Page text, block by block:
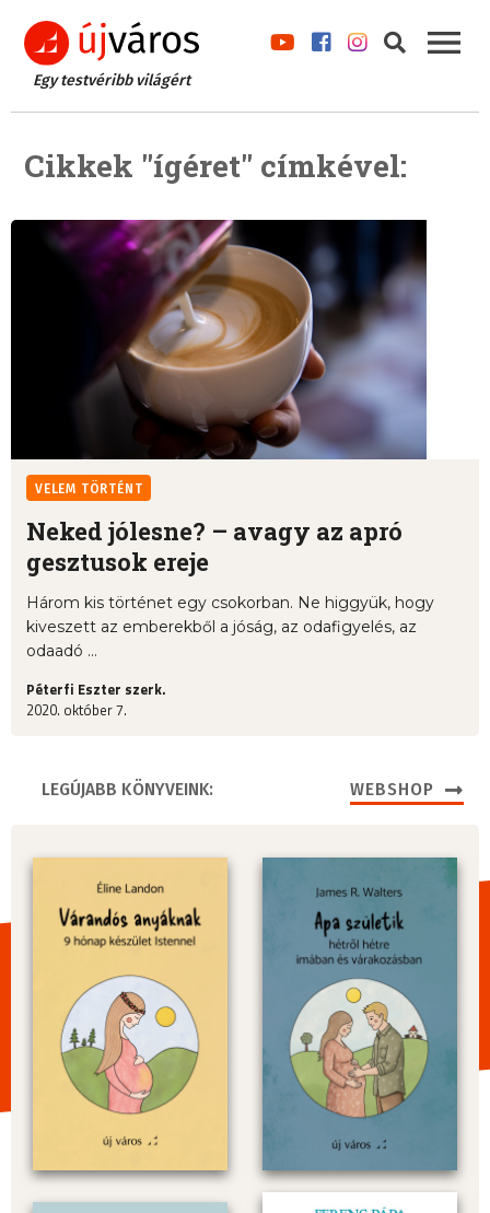
Egy testvéribb világért
Cikkek "ígéret" címkével:
VELEM TÖRTÉNT
Neked jólesne? – avagy az apró
gesztusok ereje
Három kis történet egy csokorban. Ne higgyük, hogy
kiveszett az emberekből a jóság, az odafigyelés, az
odaadó ...
Péterfi Eszter szerk.
2020. október 7.
LEGÚJABB KÖNYVEINK: WEBSHOP